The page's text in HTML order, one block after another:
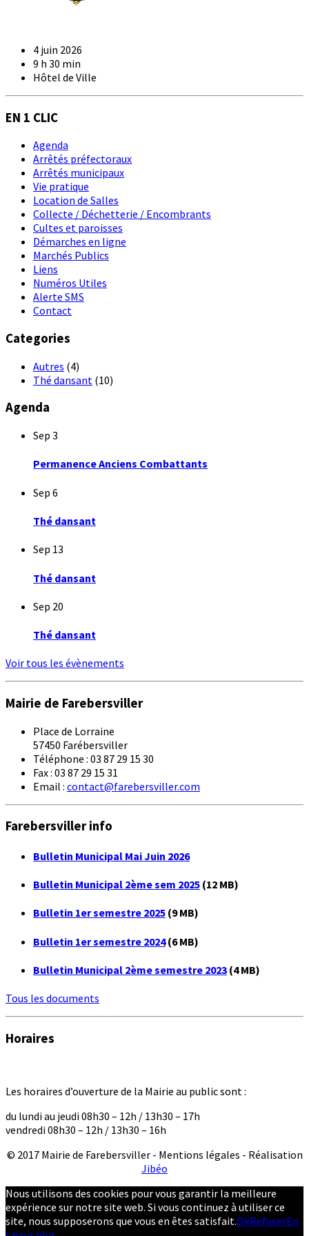
4 juin 2026
9 h 30 min
Hôtel de Ville
EN 1 CLIC
Agenda
Arrêtés préfectoraux
Arrêtés municipaux
Vie pratique
Location de Salles
Collecte / Déchetterie / Encombrants
Cultes et paroisses
Démarches en ligne
Marchés Publics
Liens
Numéros Utiles
Alerte SMS
Contact
Categories
Autres (4)
Thé dansant (10)
Agenda
Sep 3
Permanence Anciens Combattants
Sep 6
Thé dansant
Sep 13
Thé dansant
Sep 20
Thé dansant
Voir tous les évènements
Mairie de Farebersviller
Place de Lorraine
57450 Farébersviller
Téléphone : 03 87 29 15 30
Fax : 03 87 29 15 31
Email : contact@farebersviller.com
Farebersviller info
Bulletin Municipal Mai Juin 2026
Bulletin Municipal 2ème sem 2025 (12 MB)
Bulletin 1er semestre 2025 (9 MB)
Bulletin 1er semestre 2024 (6 MB)
Bulletin Municipal 2ème semestre 2023 (4 MB)
Tous les documents
Horaires
Les horaires d’ouverture de la Mairie au public sont :
du lundi au jeudi 08h30 – 12h / 13h30 – 17h
vendredi 08h30 – 12h / 13h30 – 16h
© 2017 Mairie de Farebersviller - Mentions légales - Réalisation
Jibéo
Nous utilisons des cookies pour vous garantir la meilleure
expérience sur notre site web. Si vous continuez à utiliser ce
site, nous supposerons que vous en êtes satisfait.OkRefuserEn